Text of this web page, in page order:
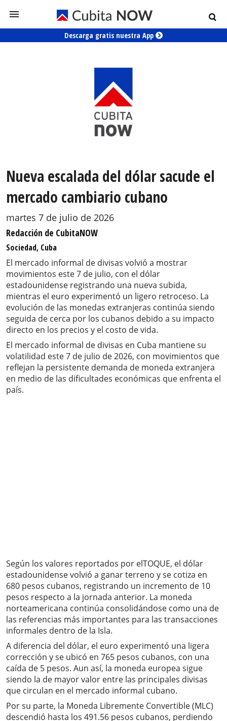
Descarga gratis nuestra App
Nueva escalada del dólar sacude el
mercado cambiario cubano
martes 7 de julio de 2026
Redacción de CubitaNOW
Sociedad, Cuba
El mercado informal de divisas volvió a mostrar
movimientos este 7 de julio, con el dólar
estadounidense registrando una nueva subida,
mientras el euro experimentó un ligero retroceso. La
evolución de las monedas extranjeras continúa siendo
seguida de cerca por los cubanos debido a su impacto
directo en los precios y el costo de vida.
El mercado informal de divisas en Cuba mantiene su
volatilidad este 7 de julio de 2026, con movimientos que
reflejan la persistente demanda de moneda extranjera
en medio de las dificultades económicas que enfrenta el
país.
Según los valores reportados por elTOQUE, el dólar
estadounidense volvió a ganar terreno y se cotiza en
680 pesos cubanos, registrando un incremento de 10
pesos respecto a la jornada anterior. La moneda
norteamericana continúa consolidándose como una de
las referencias más importantes para las transacciones
informales dentro de la Isla.
A diferencia del dólar, el euro experimentó una ligera
corrección y se ubicó en 765 pesos cubanos, con una
caída de 5 pesos. Aun así, la moneda europea sigue
siendo la de mayor valor entre las principales divisas
que circulan en el mercado informal cubano.
Por su parte, la Moneda Libremente Convertible (MLC)
descendió hasta los 491.56 pesos cubanos, perdiendo